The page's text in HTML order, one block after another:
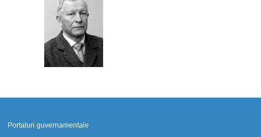
Portaluri guvernamentale